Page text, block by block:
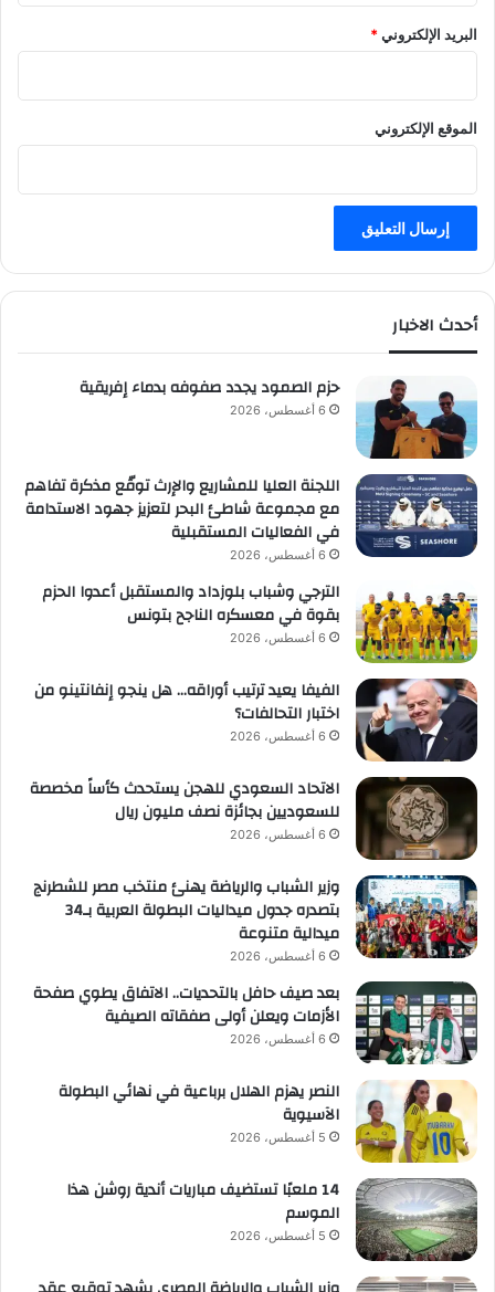
البريد الإلكتروني*
الموقع الإلكتروني
أحدث الاخبار
حزم الصمود يجدد صفوفه بدماء إفريقية
6 أغسطس، 2026
اللجنة العليا للمشاريع والإرث توقّع مذكرة تفاهم
مع مجموعة شاطئ البحر لتعزيز جهود الاستدامة
في الفعاليات المستقبلية
6 أغسطس، 2026
الترجي وشباب بلوزداد والمستقبل أعدوا الحزم
بقوة في معسكره الناجح بتونس
6 أغسطس، 2026
الفيفا يعيد ترتيب أوراقه… هل ينجو إنفانتينو من
اختبار التحالفات؟
6 أغسطس، 2026
الاتحاد السعودي للهجن يستحدث كأساً مخصصة
للسعوديين بجائزة نصف مليون ريال
6 أغسطس، 2026
وزير الشباب والرياضة يهنئ منتخب مصر للشطرنج
بتصدره جدول ميداليات البطولة العربية بـ34
ميدالية متنوعة
6 أغسطس، 2026
بعد صيف حافل بالتحديات.. الاتفاق يطوي صفحة
الأزمات ويعلن أولى صفقاته الصيفية
6 أغسطس، 2026
النصر يهزم الهلال برباعية في نهائي البطولة
الآسيوية
5 أغسطس، 2026
14 ملعبًا تستضيف مباريات أندية روشن هذا
الموسم
5 أغسطس، 2026